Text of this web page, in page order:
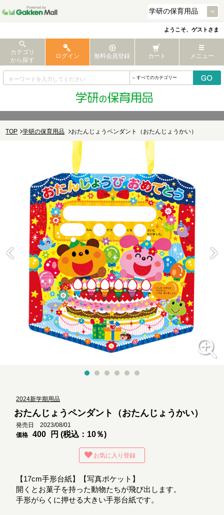
ようこそ、ゲストさま
カテゴリ
から探す
ログイン 無料会員登録 カート メニュー
TOP 学研の保育用品 おたんじょうペンダント（おたんじょうかい）
2024新学期用品
おたんじょうペンダント（おたんじょうかい）
発売日 2023/08/01
価格
400 円 (税込：10％)
お気に入り登録
【17cm手形台紙】【写真ポケット】
開くとお菓子を持った動物たちが飛び出します。
手形がらくに押せる大きい手形台紙です。